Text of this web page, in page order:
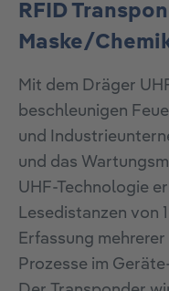
RFID
Maske/
Mit dem Dräger
beschleunigen
und
und das
UHF‑Technologie
Lesedistanzen von
Erfassung
Prozesse im